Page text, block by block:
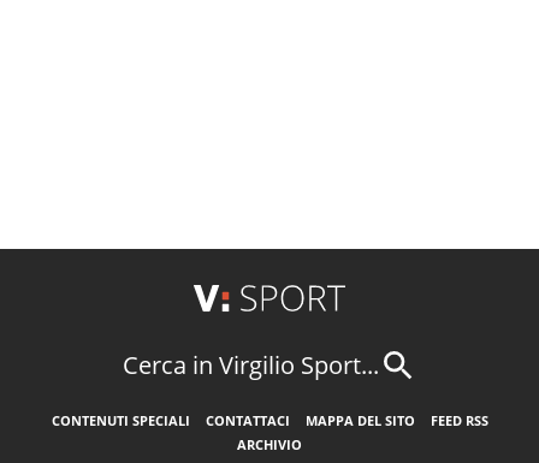
Cerca in Virgilio Sport...
CONTENUTI SPECIALI CONTATTACI MAPPA DEL SITO
FEED RSS
ARCHIVIO